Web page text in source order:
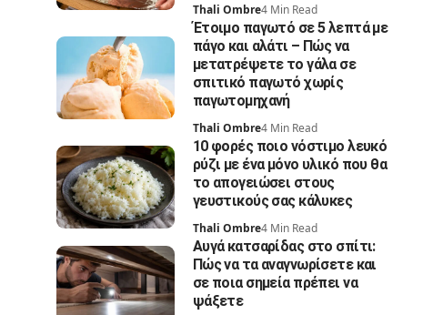
Thali Ombre4 Min Read
Έτοιμο παγωτό σε 5 λεπτά με
πάγο και αλάτι – Πώς να
μετατρέψετε το γάλα σε
σπιτικό παγωτό χωρίς
παγωτομηχανή
Thali Ombre4 Min Read
10 φορές ποιο νόστιμο λευκό
ρύζι με ένα μόνο υλικό που θα
το απογειώσει στους
γευστικούς σας κάλυκες
Thali Ombre4 Min Read
Αυγά κατσαρίδας στο σπίτι:
Πώς να τα αναγνωρίσετε και
σε ποια σημεία πρέπει να
ψάξετε